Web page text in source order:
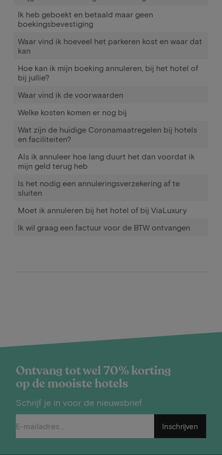
Ik heb geboekt en betaald maar geen
boekingsbevestiging
Waar vind ik hoeveel het parkeren kost en waar dat
kan
Hoe kan ik mijn boeking annuleren, bij het hotel of
bij jullie?
Waar vind ik de voorwaarden
Welke kosten komen er nog bij
Wat zijn de huidige Coronamaatregelen bij hotels
en faciliteiten?
Als ik annuleer hoe lang duurt het dan voordat ik
mijn geld terug heb
Is het nodig een annuleringsverzekering af te
sluiten
Moet ik annuleren bij het hotel of bij ViaLuxury
Ik wil graag een factuur voor de BTW ontvangen
Ontvang tot wel 70% korting
op de mooiste hotels
Schrijf je in voor de nieuwsbrief
Inschrijven